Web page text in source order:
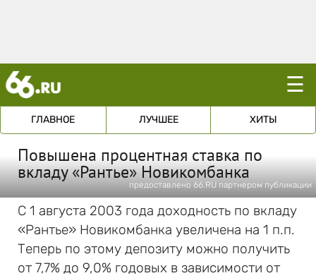
☰
ГЛАВНОЕ ЛУЧШЕЕ ХИТЫ
Повышена процентная ставка по
вкладу «Рантье» Новикомбанка
предоставлено 66.RU партнером публикации
С 1 августа 2003 года доходность по вкладу
«Рантье» Новикомбанка увеличена на 1 п.п.
Теперь по этому депозиту можно получить
от 7,7% до 9,0% годовых в зависимости от